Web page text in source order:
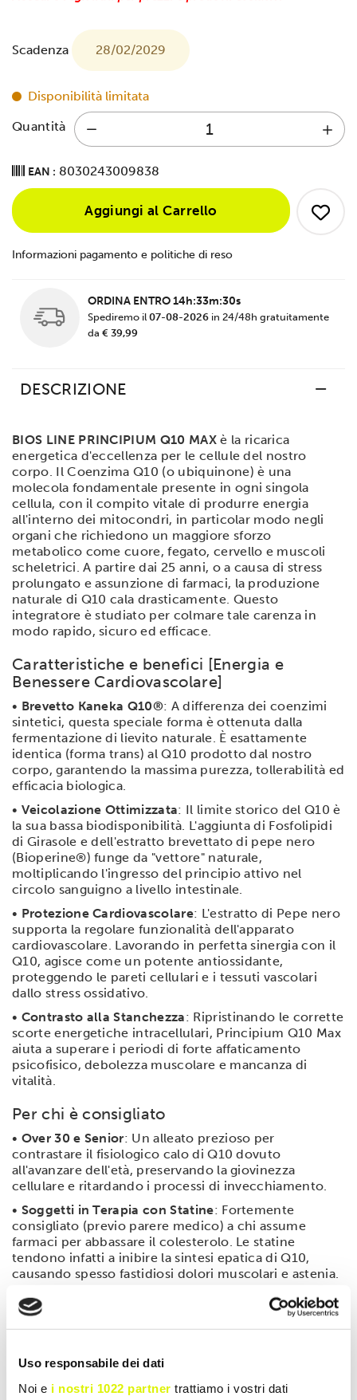
Uso responsabile dei dati
Noi e i nostri 1022 partner trattiamo i vostri dati
Scadenza 28/02/2029
Disponibilità limitata
Quantità
EAN : 8030243009838
Aggiungi al Carrello
Informazioni pagamento e politiche di reso
ORDINA ENTRO14h:33m:29s
Spediremo il 07-08-2026 in 24/48h gratuitamente
da € 39,99
DESCRIZIONE
BIOS LINE PRINCIPIUM Q10 MAXè la ricarica
energetica d'eccellenza per le cellule del nostro
corpo. Il Coenzima Q10 (o ubiquinone) è una
molecola fondamentale presente in ogni singola
cellula, con il compito vitale di produrre energia
all'interno dei mitocondri, in particolar modo negli
organi che richiedono un maggiore sforzo
metabolico come cuore, fegato, cervello e muscoli
scheletrici. A partire dai 25 anni, o a causa di stress
prolungato e assunzione di farmaci, la produzione
naturale di Q10 cala drasticamente. Questo
integratore è studiato per colmare tale carenza in
modo rapido, sicuro ed efficace.
Caratteristiche e benefici [Energia e
Benessere Cardiovascolare]
• Brevetto Kaneka Q10®: A differenza dei coenzimi
sintetici, questa speciale forma è ottenuta dalla
fermentazione di lievito naturale. È esattamente
identica (forma trans) al Q10 prodotto dal nostro
corpo, garantendo la massima purezza, tollerabilità ed
efficacia biologica.
• Veicolazione Ottimizzata: Il limite storico del Q10 è
la sua bassa biodisponibilità. L'aggiunta di Fosfolipidi
di Girasole e dell'estratto brevettato di pepe nero
(Bioperine®) funge da "vettore" naturale,
moltiplicando l'ingresso del principio attivo nel
circolo sanguigno a livello intestinale.
• Protezione Cardiovascolare: L'estratto di Pepe nero
supporta la regolare funzionalità dell'apparato
cardiovascolare. Lavorando in perfetta sinergia con il
Q10, agisce come un potente antiossidante,
proteggendo le pareti cellulari e i tessuti vascolari
dallo stress ossidativo.
• Contrasto alla Stanchezza: Ripristinando le corrette
scorte energetiche intracellulari, Principium Q10 Max
aiuta a superare i periodi di forte affaticamento
psicofisico, debolezza muscolare e mancanza di
vitalità.
Per chi è consigliato
• Over 30 e Senior: Un alleato prezioso per
contrastare il fisiologico calo di Q10 dovuto
all'avanzare dell'età, preservando la giovinezza
cellulare e ritardando i processi di invecchiamento.
• Soggetti in Terapia con Statine: Fortemente
consigliato (previo parere medico) a chi assume
farmaci per abbassare il colesterolo. Le statine
tendono infatti a inibire la sintesi epatica di Q10,
causando spesso fastidiosi dolori muscolari e astenia.
•Sportivi e Atleti
metabolismo muscolare durante gli allenamenti
intensi, ottimizzando la resa energetica e favorendo